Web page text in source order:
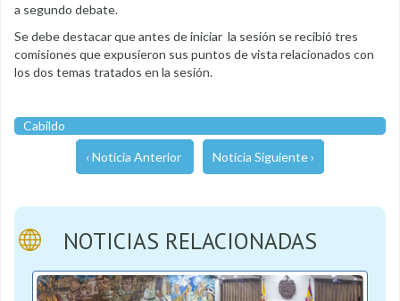
a segundo debate.
Se debe destacar que antes de iniciar la sesión se recibió tres
comisiones que expusieron sus puntos de vista relacionados con
los dos temas tratados en la sesión.
Cabildo
‹ Noticia Anterior Noticia Siguiente ›
NOTICIAS RELACIONADAS